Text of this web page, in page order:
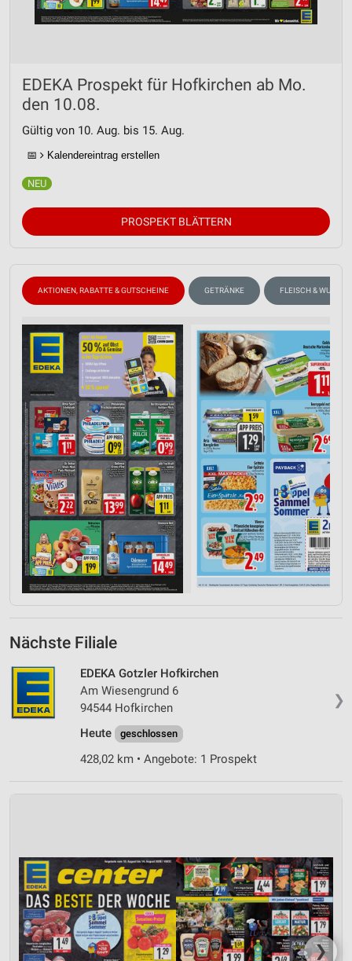
EDEKA Prospekt für Hofkirchen ab Mo.
den 10.08.
Gültig von 10. Aug. bis 15. Aug.
📅 Kalendereintrag erstellen
PROSPEKT BLÄTTERN
AKTIONEN, RABATTE & GUTSCHEINE GETRÄNKE FLEISCH & WURST
Nächste Filiale
❯
EDEKA Gotzler Hofkirchen
Am Wiesengrund 6
94544 Hofkirchen
Heute
geschlossen
428,02 km • Angebote: 1 Prospekt
❯